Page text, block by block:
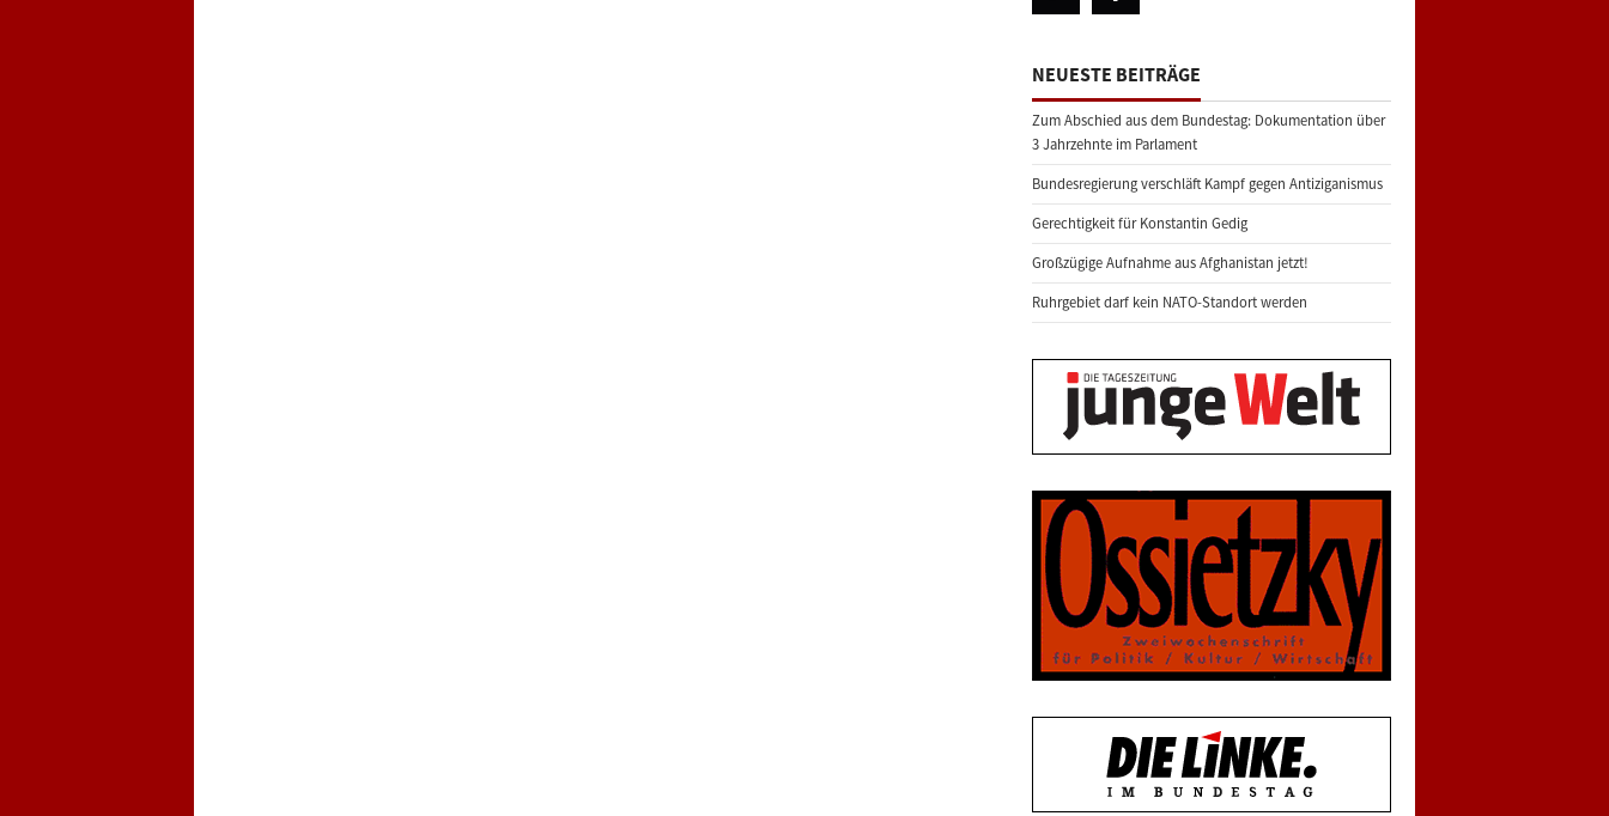
NEUESTE BEITRÄGE
Zum Abschied aus dem Bundestag: Dokumentation über
3 Jahrzehnte im Parlament
Bundesregierung verschläft Kampf gegen Antiziganismus
Gerechtigkeit für Konstantin Gedig
Großzügige Aufnahme aus Afghanistan jetzt!
Ruhrgebiet darf kein NATO-Standort werden